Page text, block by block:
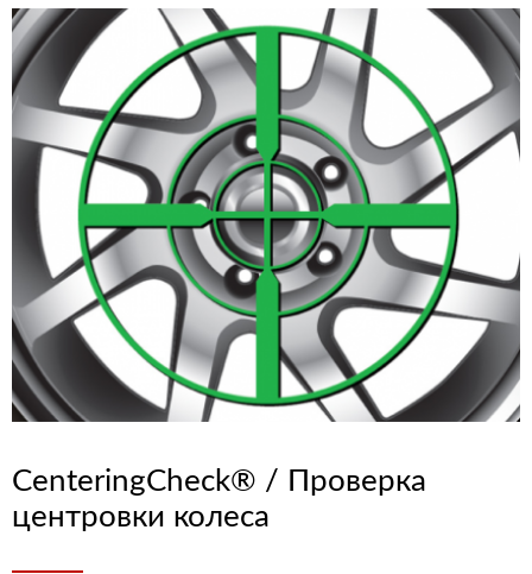
CenteringCheck® / Проверка
центровки колеса